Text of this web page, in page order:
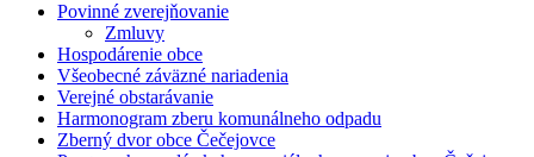
Povinné zverejňovanie
Zmluvy
Hospodárenie obce
Všeobecné záväzné nariadenia
Verejné obstarávanie
Harmonogram zberu komunálneho odpadu
Zberný dvor obce Čečejovce